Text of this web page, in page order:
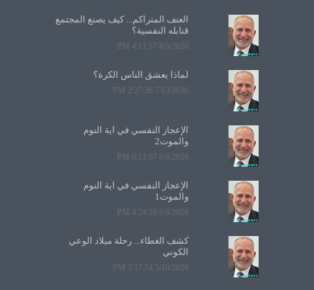
العنف المتراكم... كيف يصنع المجتمع
قنابله النفسية؟
8/9/2026 4:11:57 PM
لماذا يعشق الناس الكرة؟
7/13/2026 2:27:26 PM
الإعجاز النفسي في آية النوم
والموت2
6/8/2026 6:11:07 PM
الإعجاز النفسي في آية النوم
والموت1
6/6/2026 4:24:58 PM
كشف الغطاء... رحلة ميلاد الوعي
الكوني
5/10/2026 3:17:54 PM